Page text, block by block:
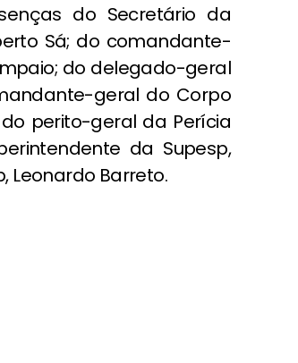
do Secretário da
Sá; do comandante-
do delegado-geral
geral do Corpo
perito-geral da Perícia
da Supesp,
Leonardo Barreto.